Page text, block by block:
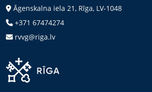
Āgenskalna iela 21, Rīga, LV-1048
+371 67474274
rvvg@riga.lv